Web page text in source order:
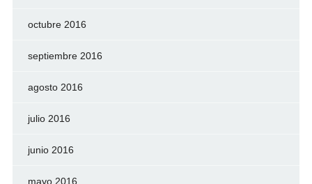
octubre 2016
septiembre 2016
agosto 2016
julio 2016
junio 2016
mayo 2016